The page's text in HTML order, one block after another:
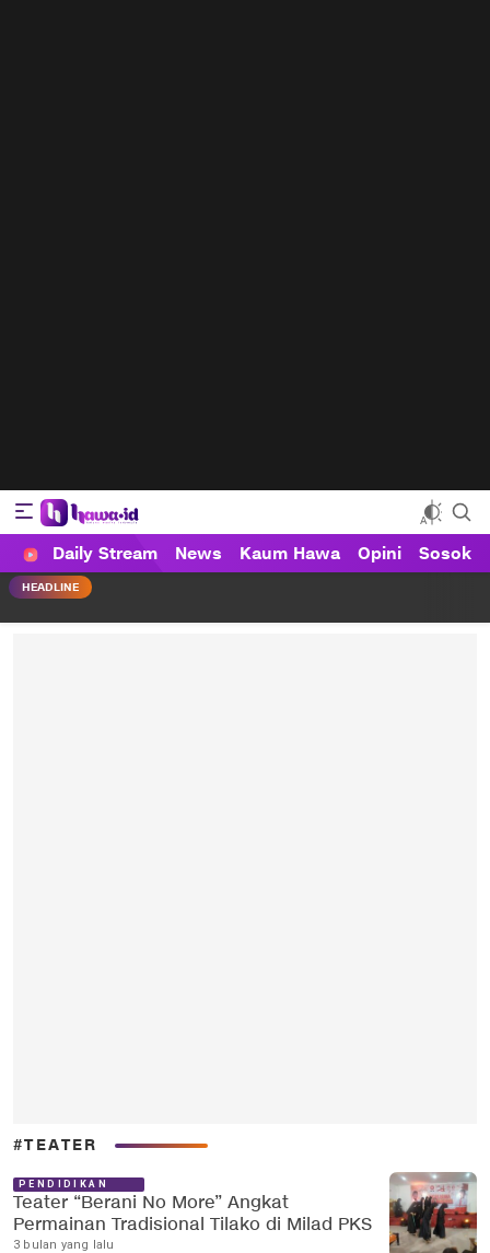
HAWA
Haluan Wanita Indonesia
Daily Stream News Kaum Hawa Opini Sosok
HEADLINE
#TEATER
PENDIDIKAN
Teater “Berani No More” Angkat
Permainan Tradisional Tilako di Milad PKS
3 bulan yang lalu